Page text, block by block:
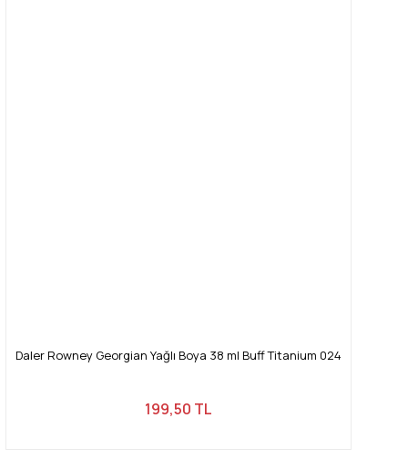
Daler Rowney Georgian Yağlı Boya 38 ml Buff Titanium 024
199,50 TL